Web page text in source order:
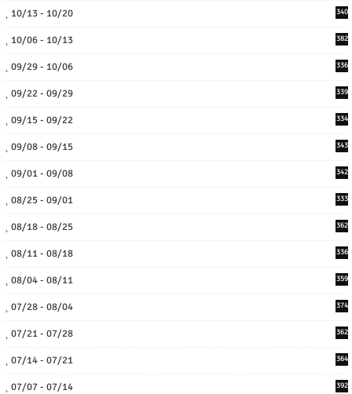
10/13 - 10/20 340
10/06 - 10/13 382
09/29 - 10/06 336
09/22 - 09/29 339
09/15 - 09/22 334
09/08 - 09/15 343
09/01 - 09/08 342
08/25 - 09/01 333
08/18 - 08/25 362
08/11 - 08/18 336
08/04 - 08/11 359
07/28 - 08/04 374
07/21 - 07/28 362
07/14 - 07/21 364
07/07 - 07/14 392